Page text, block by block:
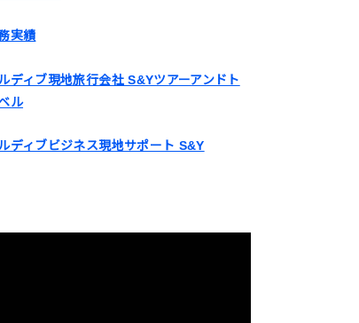
実績
ディブ現地旅行会社 S&Yツアーアンドト
ル
ディブビジネス現地サポート S&Y